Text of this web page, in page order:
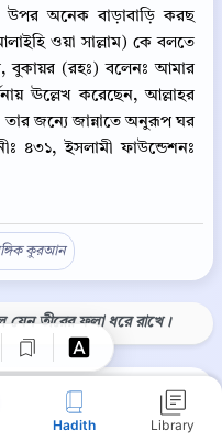
Hadith Library
উপর অনেক বাড়াবাড়ি করছ
ওয়া সাল্লাম) কে বলতে
বুকায়র (রহঃ) বলেনঃ আমার
ঊল্লেখ করেছেন, আল্লাহর
তার জন্যে জান্নাতে অনুরূপ ঘর
৪৩১, ইসলামী ফাউন্ডেশনঃ
কুরআন
যেন তীরের ফলা ধরে রাখে।
⋮